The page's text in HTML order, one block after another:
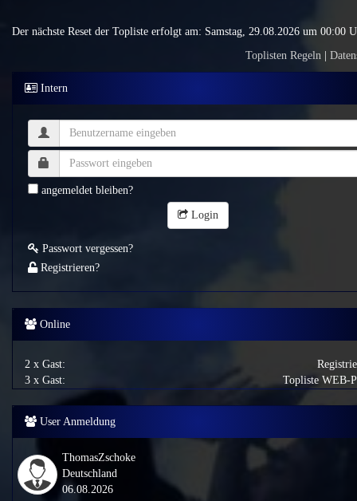
Der nächste Reset der Topliste erfolgt am: Samstag, 29.08.2026 um 00:00
Toplisten Regeln |
Intern
angemeldet bleiben?
Login
Passwort vergessen?
Registrieren?
Online
2 x Gast:
3 x Gast:
Topliste WEB-
User Anmeldung
ThomasZschoke
Deutschland
06.08.2026